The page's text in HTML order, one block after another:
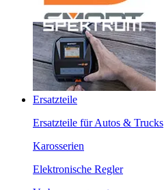
Ersatzteile
Ersatzteile für Autos & Trucks
Karosserien
Elektronische Regler